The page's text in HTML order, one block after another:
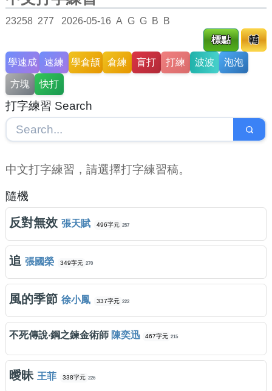
23258 277 2026-05-16 A G G B
B
標點
輔
學速成 速練 學倉頡 倉練 盲打 打練 波波 泡泡
方塊 快打
打字練習 Search
中文打字練習，請選擇打字練習稿。
隨機
反對無效 張天賦 496字元 257
追 張國榮 349字元 270
風的季節 徐小鳳 337字元 222
不死傳說‧鋼之鍊金術師 陳奕迅 467字元 215
曖昧 王菲 338字元 226